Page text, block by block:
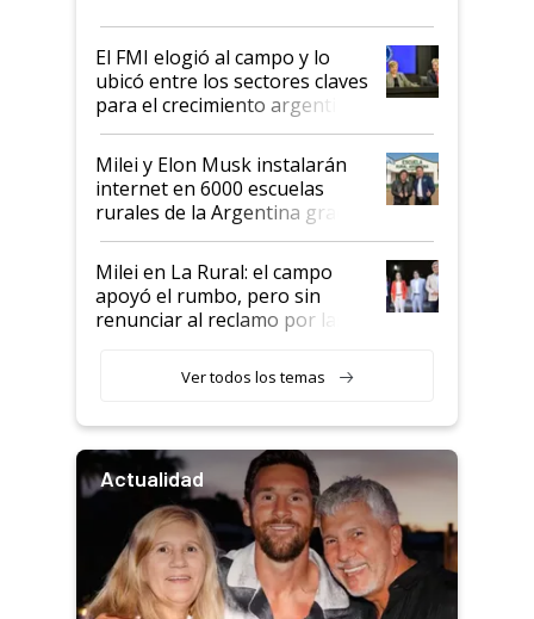
de Milei
El FMI elogió al campo y lo
ubicó entre los sectores claves
para el crecimiento argentino
Milei y Elon Musk instalarán
internet en 6000 escuelas
rurales de la Argentina gracias
a un acuerdo con Starlink
Milei en La Rural: el campo
apoyó el rumbo, pero sin
renunciar al reclamo por las
Ver todos los temas
Actualidad